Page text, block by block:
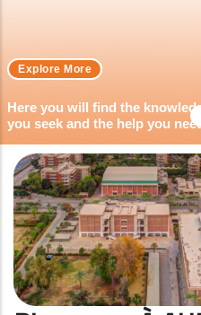
Here you will find the
you seek and the help you
Explore More